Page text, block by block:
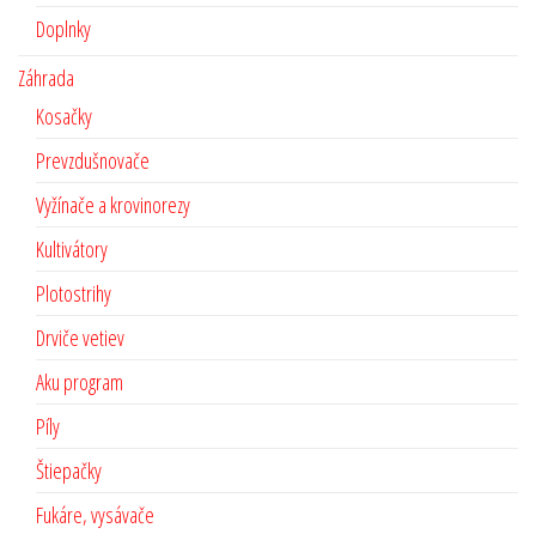
Doplnky
Záhrada
Kosačky
Prevzdušnovače
Vyžínače a krovinorezy
Kultivátory
Plotostrihy
Drviče vetiev
Aku program
Píly
Štiepačky
Fukáre, vysávače